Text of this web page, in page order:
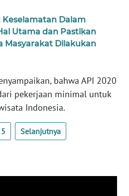
Keselamatan Dalam
Utama dan Pastikan
Masyarakat Dilakukan
bahwa API 2020
pekerjaan minimal untuk
Indonesia.
5 Selanjutnya